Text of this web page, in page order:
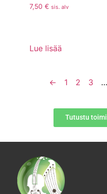
7,50 € sis. alv
Lue lisää
← 1 2 3 …
Tutustu